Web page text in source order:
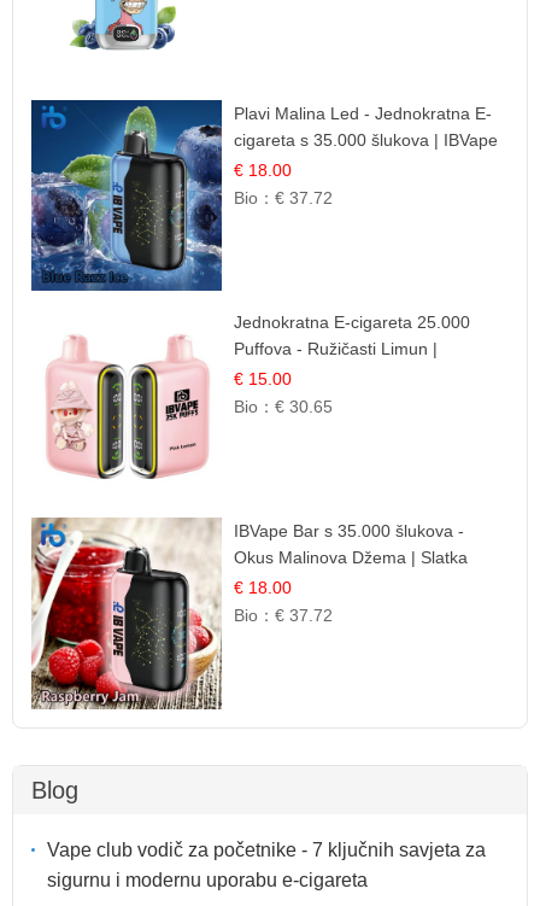
Plavi Malina Led - Jednokratna E-
cigareta s 35.000 šlukova | IBVape
€ 18.00
Bio：€ 37.72
Jednokratna E-cigareta 25.000
Puffova - Ružičasti Limun |
Osježavajuća Citrusna Aroma
€ 15.00
Bio：€ 30.65
IBVape Bar s 35.000 šlukova -
Okus Malinova Džema | Slatka
Voćna Aroma
€ 18.00
Bio：€ 37.72
Blog
Vape club vodič za početnike - 7 ključnih savjeta za
sigurnu i modernu uporabu e-cigareta